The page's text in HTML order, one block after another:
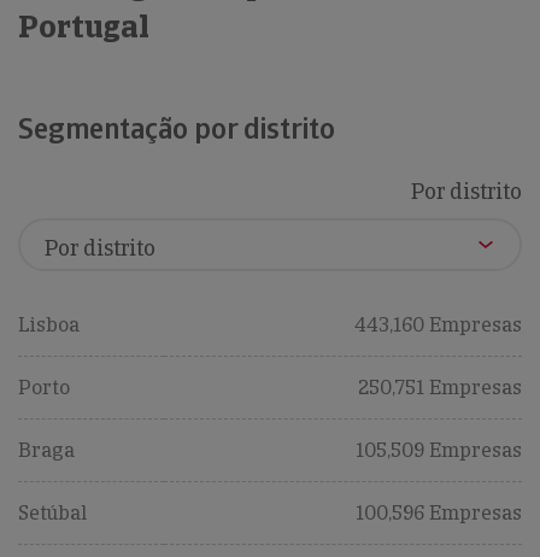
Portugal
Segmentação por distrito
Por distrito
Lisboa 443,160 Empresas
Porto 250,751 Empresas
Braga 105,509 Empresas
Setúbal 100,596 Empresas